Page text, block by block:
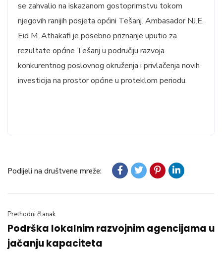
se zahvalio na iskazanom gostoprimstvu tokom
njegovih ranijih posjeta općini Tešanj. Ambasador NJ.E.
Eid M. Athakafi je posebno priznanje uputio za
rezultate općine Tešanj u područiju razvoja
konkurentnog poslovnog okruženja i privlačenja novih
investicija na prostor općine u proteklom periodu.
Podijeli na društvene mreže:
Prethodni članak
Podrška lokalnim razvojnim agencijama u
jačanju kapaciteta